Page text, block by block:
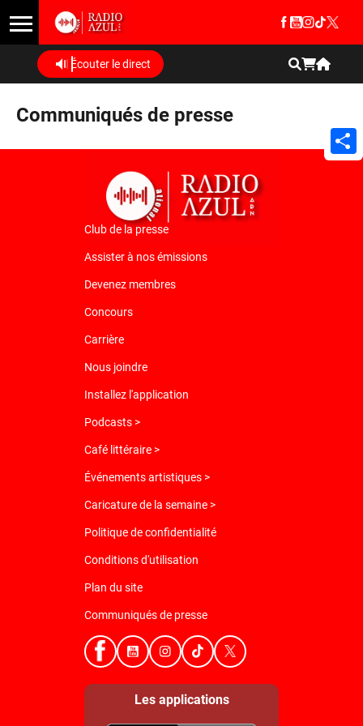
Écouter le direct
Communiqués de presse
Club de la presse
Assister à nos émissions
Devenez membres
Concours
Carrière
Nous joindre
Installez l'application
Podcasts >
Café littéraire >
Événements artistiques >
Caricature de la semaine >
Politique de confidentialité
Conditions d'utilisation
Plan du site
Communiqués de presse
Les applications